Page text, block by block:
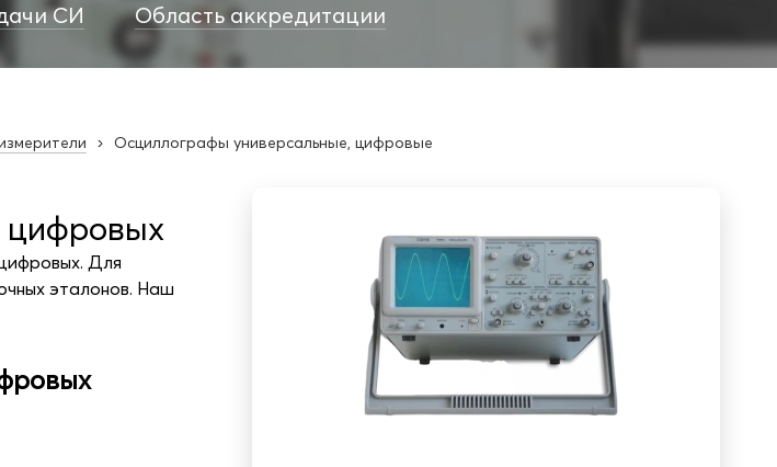
СИ Область аккредитации
Осциллографы универсальные, цифровые
цифровых
Для
эталонов. Наш